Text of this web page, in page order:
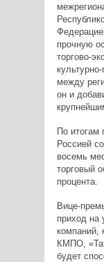
прочную
торгово-
между
он и
По итогам
Россией
восемь
торговый
процента.
Вице-
приход на
КМПО,
будет